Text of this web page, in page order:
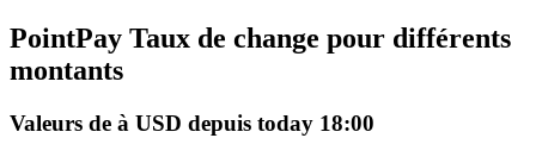
PointPay Taux de change pour différents
montants
Valeurs de à USD depuis today 18:00